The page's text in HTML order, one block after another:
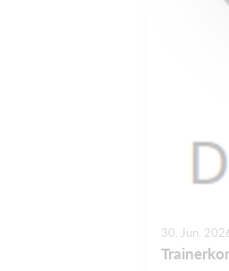
30. Jun.